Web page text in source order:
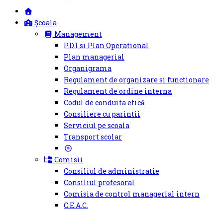
Școala
Management
P.D.I si Plan Operational
Plan managerial
Organigrama
Regulament de organizare si functionare
Regulament de ordine interna
Codul de conduita etică
Consiliere cu parintii
Serviciul pe scoala
Transport scolar
Comisii
Consiliul de administratie
Consiliul profesoral
Comisia de control managerial intern
C.E.A.C.